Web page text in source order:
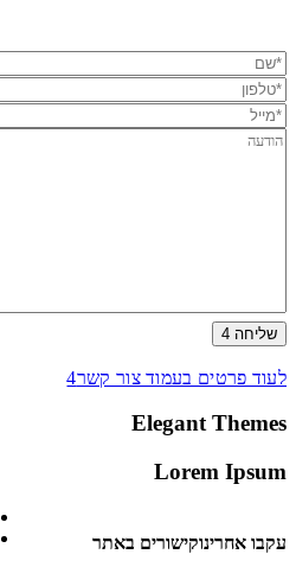
שליחה
לעוד פרטים בעמוד צור קשר
Elegant Themes
Lorem Ipsum
עקבו אחרינוקישורים באתר